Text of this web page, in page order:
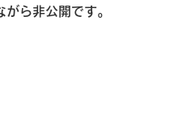
がら非公開です。